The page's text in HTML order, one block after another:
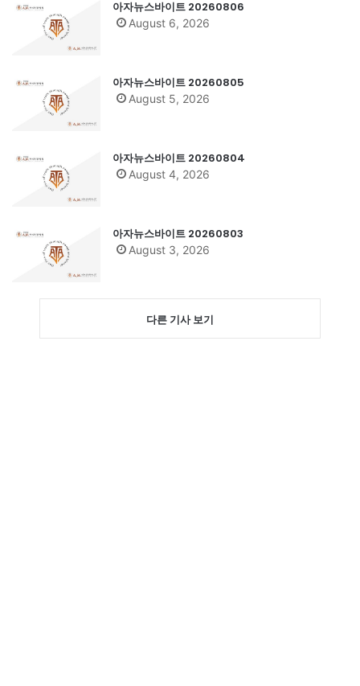
아자뉴스바이트 20260806
August 6, 2026
아자뉴스바이트 20260805
August 5, 2026
아자뉴스바이트 20260804
August 4, 2026
아자뉴스바이트 20260803
August 3, 2026
다른 기사 보기